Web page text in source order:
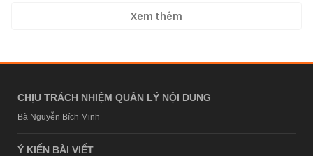
Xem thêm
CHỊU TRÁCH NHIỆM QUẢN LÝ NỘI DUNG
Bà Nguyễn Bích Minh
Ý KIẾN BÀI VIẾT